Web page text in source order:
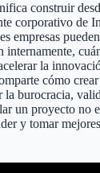
construir
corporativo de
empresas
internamente,
la
cómo
la burocracia,
un proyecto no
y tomar